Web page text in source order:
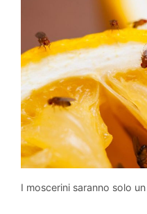
I moscerini saranno solo